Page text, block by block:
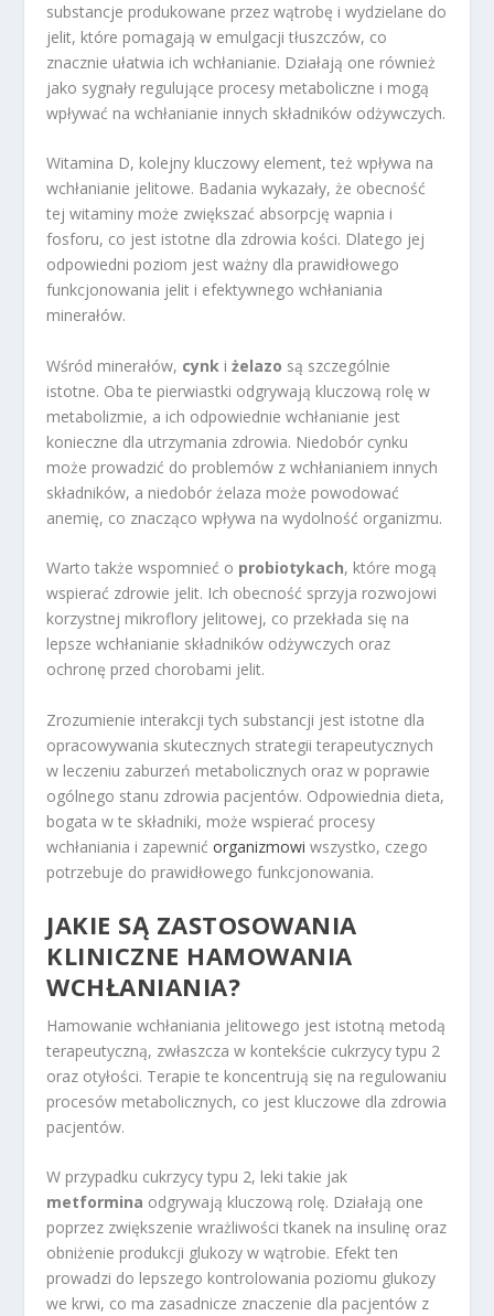
substancje produkowane przez wątrobę i wydzielane do
jelit, które pomagają w emulgacji tłuszczów, co
znacznie ułatwia ich wchłanianie. Działają one również
jako sygnały regulujące procesy metaboliczne i mogą
wpływać na wchłanianie innych składników odżywczych.
Witamina D, kolejny kluczowy element, też wpływa na
wchłanianie jelitowe. Badania wykazały, że obecność
tej witaminy może zwiększać absorpcję wapnia i
fosforu, co jest istotne dla zdrowia kości. Dlatego jej
odpowiedni poziom jest ważny dla prawidłowego
funkcjonowania jelit i efektywnego wchłaniania
minerałów.
Wśród minerałów, cynk iżelazo są szczególnie
istotne. Oba te pierwiastki odgrywają kluczową rolę w
metabolizmie, a ich odpowiednie wchłanianie jest
konieczne dla utrzymania zdrowia. Niedobór cynku
może prowadzić do problemów z wchłanianiem innych
składników, a niedobór żelaza może powodować
anemię, co znacząco wpływa na wydolność organizmu.
Warto także wspomnieć o probiotykach, które mogą
wspierać zdrowie jelit. Ich obecność sprzyja rozwojowi
korzystnej mikroflory jelitowej, co przekłada się na
lepsze wchłanianie składników odżywczych oraz
ochronę przed chorobami jelit.
Zrozumienie interakcji tych substancji jest istotne dla
opracowywania skutecznych strategii terapeutycznych
w leczeniu zaburzeń metabolicznych oraz w poprawie
ogólnego stanu zdrowia pacjentów. Odpowiednia dieta,
bogata w te składniki, może wspierać procesy
wchłaniania i zapewnićorganizmowi wszystko, czego
potrzebuje do prawidłowego funkcjonowania.
JAKIE SĄ ZASTOSOWANIA
KLINICZNE HAMOWANIA
WCHŁANIANIA?
Hamowanie wchłaniania jelitowego jest istotną metodą
terapeutyczną, zwłaszcza w kontekście cukrzycy typu 2
oraz otyłości. Terapie te koncentrują się na regulowaniu
procesów metabolicznych, co jest kluczowe dla zdrowia
pacjentów.
W przypadku cukrzycy typu 2, leki takie jak
metformina odgrywają kluczową rolę. Działają one
poprzez zwiększenie wrażliwości tkanek na insulinę oraz
obniżenie produkcji glukozy w wątrobie. Efekt ten
prowadzi do lepszego kontrolowania poziomu glukozy
we krwi, co ma zasadnicze znaczenie dla pacjentów z